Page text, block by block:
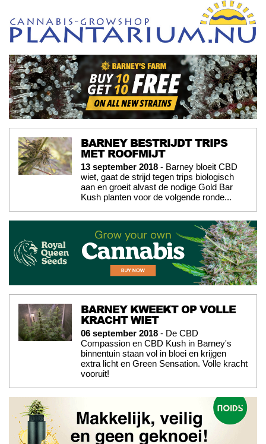
BARNEY BESTRIJDT TRIPS
MET ROOFMIJT
13 september 2018 - Barney bloeit CBD
wiet, gaat de strijd tegen trips biologisch
aan en groeit alvast de nodige Gold Bar
Kush planten voor de volgende ronde...
BARNEY KWEEKT OP VOLLE
KRACHT WIET
06 september 2018 - De CBD
Compassion en CBD Kush in Barney's
binnentuin staan vol in bloei en krijgen
extra licht en Green Sensation. Volle kracht
vooruit!